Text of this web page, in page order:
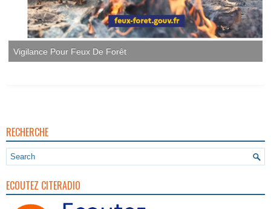
Vigilance Pour Feux De Forêt
RECHERCHE
ECOUTEZ CITERADIO